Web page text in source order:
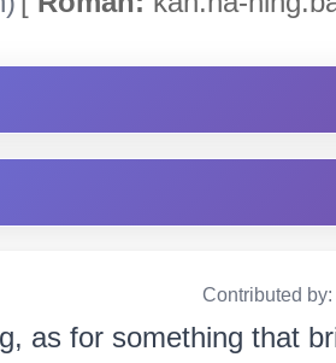
Contributed by:
as for something that